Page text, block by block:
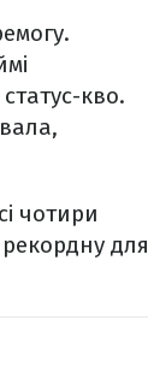
кво.
чотири
для